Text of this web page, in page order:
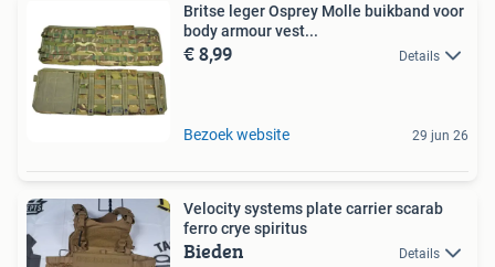
Britse leger Osprey Molle buikband voor
body armour vest...
€ 8,99 Details
Bezoek website 29 jun 26
Velocity systems plate carrier scarab
ferro crye spiritus
Bieden Details